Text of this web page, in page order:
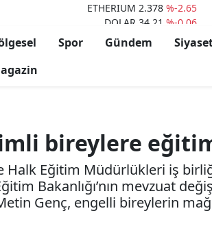
DOLAR 34,21 %-0.06
EURO37,51 %0.03
ALTIN2.886,67
%0.59
%-1.21
Spor Gündem
bireylere
Halk Eğitim Müdürlükleri iş
Bakanlığı’nın mevzuat
Genç, engelli bireylerin